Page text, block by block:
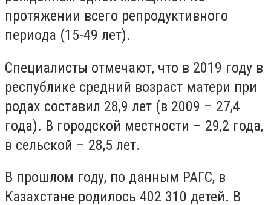
протяжении всего репродуктивного
периода (15-49 лет).
Специалисты отмечают, что в 2019 году в
республике средний возраст матери при
родах составил 28,9 лет (в 2009 – 27,4
года). В городской местности – 29,2 года,
в сельской – 28,5 лет.
В прошлом году, по данным РАГС, в
Казахстане родилось 402 310 детей. В